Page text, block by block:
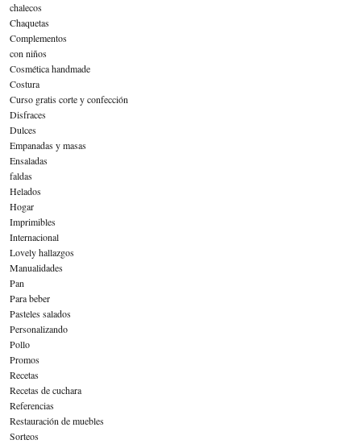
chalecos
Chaquetas
Complementos
con niños
Cosmética handmade
Costura
Curso gratis corte y confección
Disfraces
Dulces
Empanadas y masas
Ensaladas
faldas
Helados
Hogar
Imprimibles
Internacional
Lovely hallazgos
Manualidades
Pan
Para beber
Pasteles salados
Personalizando
Pollo
Promos
Recetas
Recetas de cuchara
Referencias
Restauración de muebles
Sorteos